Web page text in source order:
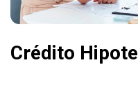
Crédito